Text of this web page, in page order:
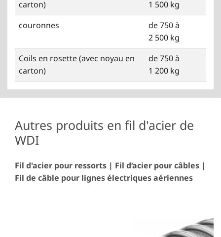
carton)
1 500 kg
couronnes
de 750 à
2 500 kg
Coils en rosette (avec noyau en
carton)
de 750 à
1 200 kg
Autres produits en fil d'acier de
WDI
Fil d'acier pour ressorts | Fil d‘acier pour câbles |
Fil de câble pour lignes électriques aériennes